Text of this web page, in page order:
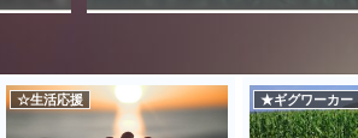
☆生活応援 ★ギグワーカー